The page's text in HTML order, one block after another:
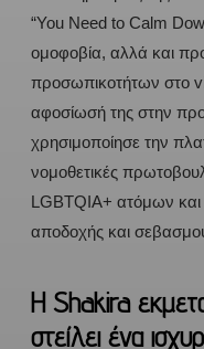
“You Need to Calm
ομοφοβία, αλλά και
προσωπικοτήτων στο
αφοσίωσή της στην
χρησιμοποίησε την
νομοθετικές
LGBTQIA+ ατόμων και
αποδοχής και
H Shakira
στείλει ένα